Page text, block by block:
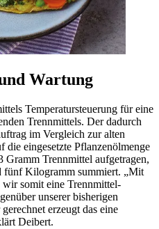
Wartung
Temperatursteuerung für eine
Trennmittels. Der dadurch
im Vergleich zur alten
eingesetzte Pflanzenölmenge
Gramm Trennmittel aufgetragen,
fünf Kilogramm summiert. „Mit
wir somit eine Trennmittel-
unserer bisherigen
erzeugt das eine
Deibert.